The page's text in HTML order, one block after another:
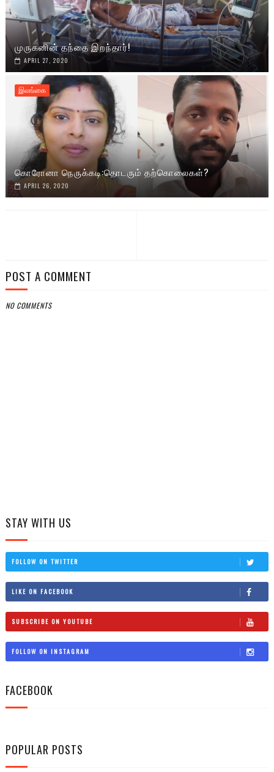
முருகனின் தந்தை இறந்தார்!
APRIL 27, 2020
இலங்கை
கொரோனா நெருக்கடி:தொடரும் தற்கொலைகள்?
APRIL 26, 2020
POST A COMMENT
NO COMMENTS
STAY WITH US
FOLLOW ON TWITTER
LIKE ON FACEBOOK
SUBSCRIBE ON YOUTUBE
FOLLOW ON INSTAGRAM
FACEBOOK
POPULAR POSTS